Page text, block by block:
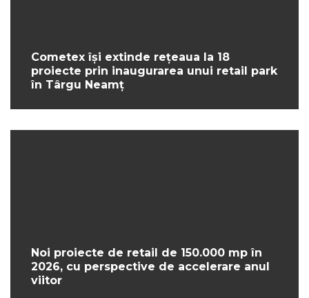
Cometex își extinde rețeaua la 18
proiecte prin inaugurarea unui retail park
în Târgu Neamț
Noi proiecte de retail de 150.000 mp în
2026, cu perspective de accelerare anul
viitor